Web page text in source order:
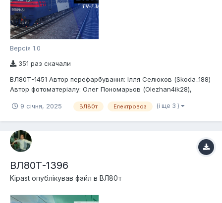
Версія 1.0
351 раз скачали
ВЛ80Т-1451 Автор перефарбування: Ілля Селюков (Skoda_188)
Автор фотоматеріалу: Олег Пономарьов (Olezhan4ik28),
приписки: ТЧ-7 Знам`янка Опис: Електровоз змінного струму
9 січня, 2025 ВЛ80т Електровоз (і ще 3 )
ВЛ80Т-1396
Kipast опублікував файл в ВЛ80т